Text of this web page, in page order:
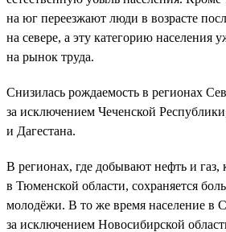
на юг переезжают люди в возрасте
на севере, а эту категорию населения
на рынок труда.
Снизилась рождаемость в регионах
за исключением Чеченской
и Дагестана.
В регионах, где добывают нефть и газ,
в Тюменской области, сохраняется
молодёжи. В то же время население в
за исключением Новосибирской